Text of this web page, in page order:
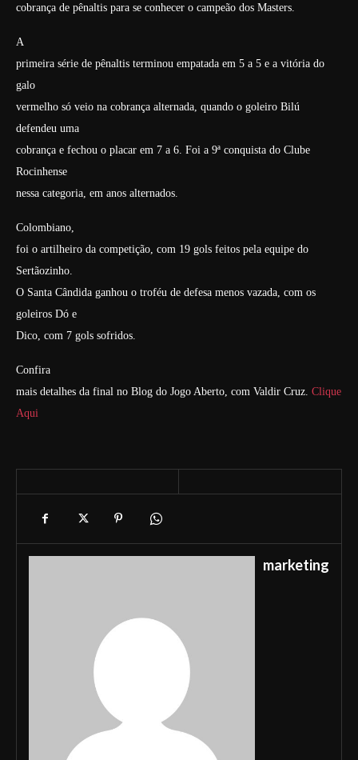
cobrança de pênaltis para se conhecer o campeão dos Masters.
A
primeira série de pênaltis terminou empatada em 5 a 5 e a vitória do
galo
vermelho só veio na cobrança alternada, quando o goleiro Bilú
defendeu uma
cobrança e fechou o placar em 7 a 6. Foi a 9ª conquista do Clube
Rocinhense
nessa categoria, em anos alternados.
Colombiano,
foi o artilheiro da competição, com 19 gols feitos pela equipe do
Sertãozinho.
O Santa Cândida ganhou o troféu de defesa menos vazada, com os
goleiros Dó e
Dico, com 7 gols sofridos.
Confira
mais detalhes da final no Blog do Jogo Aberto, com Valdir Cruz. Clique
Aqui
marketing